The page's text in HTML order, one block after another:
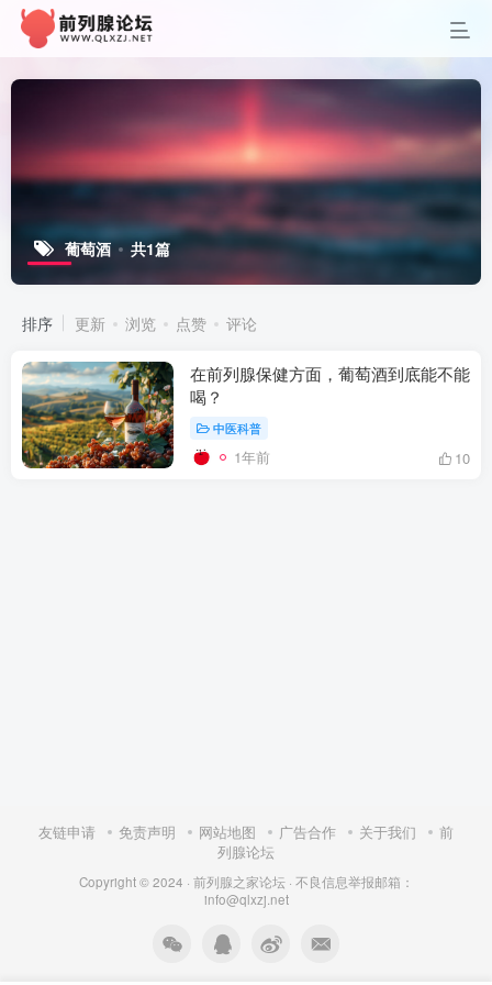
葡萄酒 共1篇
排序 更新 浏览 点赞 评论
在前列腺保健方面，葡萄酒到底能不能
喝？
中医科普
1年前 10
友链申请 免责声明 网站地图 广告合作 关于我们
前
列腺论坛
Copyright © 2024 · 前列腺之家论坛· 不良信息举报邮箱：
info@qlxzj.net